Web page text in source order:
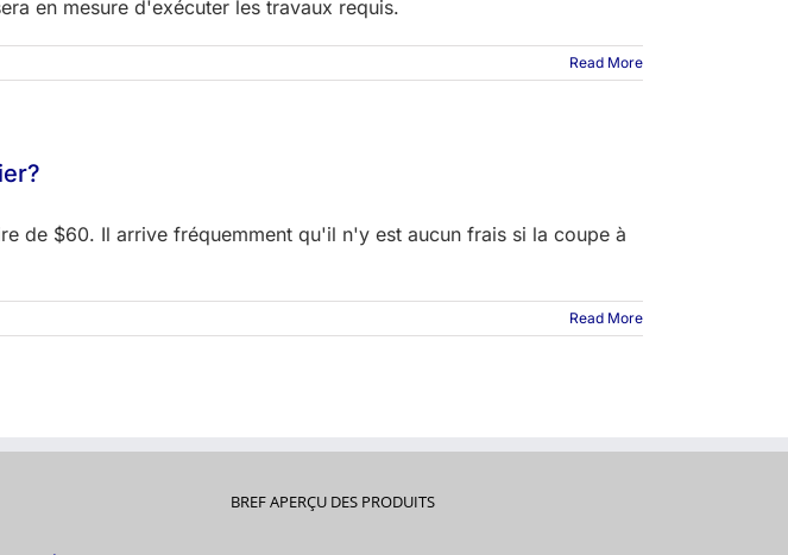
en mesure d'exécuter les travaux requis.
Read More
de $60. Il arrive fréquemment qu'il n'y est aucun frais si la coupe à
Read More
BREF APERÇU DES PRODUITS